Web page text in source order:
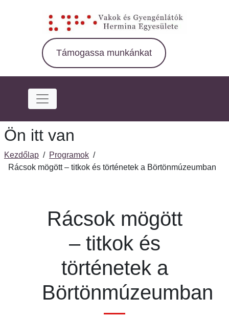
Támogassa munkánkat
Ön itt van
Kezdőlap / Programok /
Rácsok mögött – titkok és történetek a Börtönmúzeumban
Rácsok mögött
– titkok és
történetek a
Börtönmúzeumban